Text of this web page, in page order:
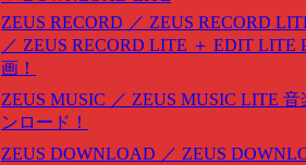
ZEUS RECORD ／ ZEUS RECORD
／ ZEUS RECORD LITE ＋ EDIT LITE
画！
ZEUS MUSIC ／ ZEUS MUSIC LITE 音
ンロード！
ZEUS DOWNLOAD ／ ZEUS